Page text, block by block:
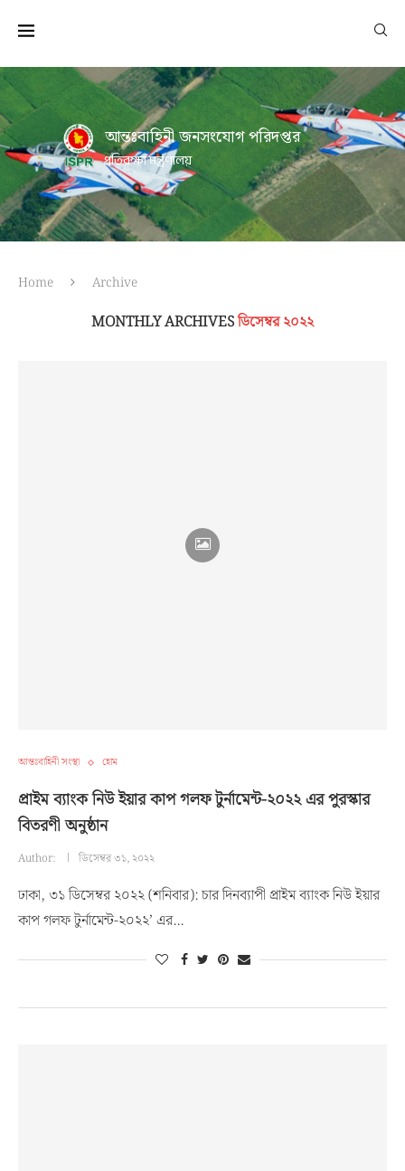
আন্তঃবাহিনী জনসংযোগ পরিদপ্তর
প্রতিরক্ষা মন্ত্রণালয়
Home Archive
MONTHLY ARCHIVESডিসেম্বর ২০২২
আন্তঃবাহিনী সংস্থা হোম
প্রাইম ব্যাংক নিউ ইয়ার কাপ গলফ টুর্নামেন্ট-২০২২ এর পুরস্কার
বিতরণী অনুষ্ঠান
Author: ডিসেম্বর ৩১, ২০২২
ঢাকা, ৩১ ডিসেম্বর ২০২২ (শনিবার): চার দিনব্যাপী প্রাইম ব্যাংক নিউ ইয়ার
কাপ গলফ টুর্নামেন্ট-২০২২’ এর…